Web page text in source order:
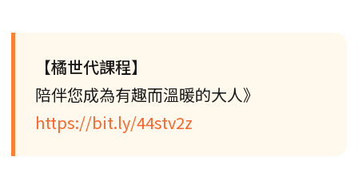
【橘世代課程】
陪伴您成為有趣而溫暖的大人》
https://bit.ly/44stv2z